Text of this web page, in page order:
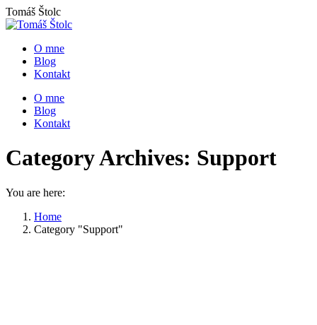
Skip
to
Tomáš Štolc
O mne
Blog
Kontakt
O mne
Blog
Kontakt
Category Archives: Support
You are here:
Home
Category "Support"